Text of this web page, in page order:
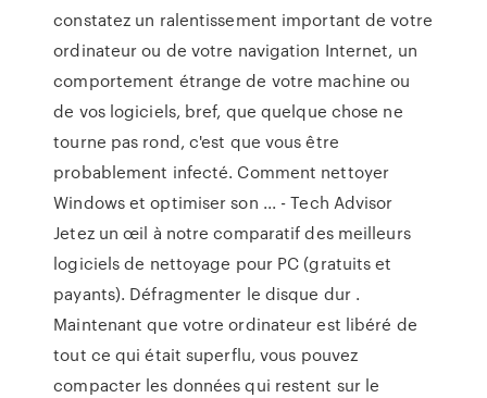
constatez un ralentissement important de votre
ordinateur ou de votre navigation Internet, un
comportement étrange de votre machine ou
de vos logiciels, bref, que quelque chose ne
tourne pas rond, c'est que vous être
probablement infecté. Comment nettoyer
Windows et optimiser son ... - Tech Advisor
Jetez un œil à notre comparatif des meilleurs
logiciels de nettoyage pour PC (gratuits et
payants). Défragmenter le disque dur .
Maintenant que votre ordinateur est libéré de
tout ce qui était superflu, vous pouvez
compacter les données qui restent sur le